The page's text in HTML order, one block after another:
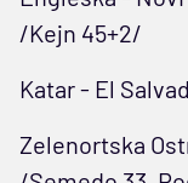
/Kejn 45+2/
Katar - El
Zelenortska